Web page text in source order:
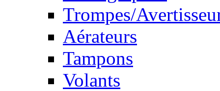
Trompes/
Aérateurs
Tampons
Volants